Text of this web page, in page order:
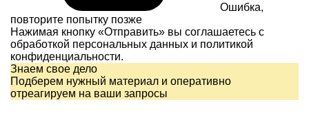
Ошибка,
повторите попытку позже
Нажимая кнопку «Отправить» вы соглашаетесь с
обработкой персональных данных и политикой
конфиденциальности.
Знаем свое дело
Подберем нужный материал и оперативно
отреагируем на ваши запросы